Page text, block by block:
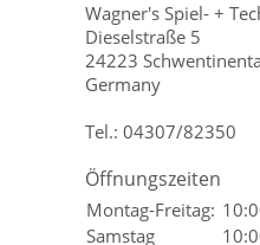
Wagner's Spiel- +
Dieselstraße 5
24223
Germany
Tel.: 04307/82350
Öffnungszeiten
Montag-Freitag:
Samstag